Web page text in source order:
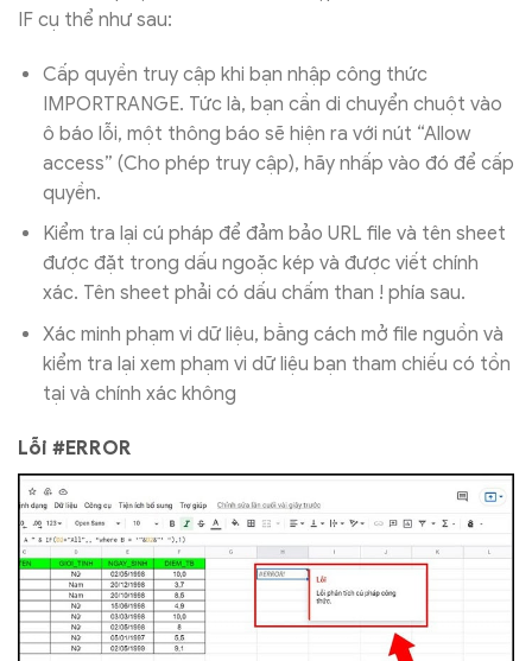
IF cụ thể như sau:
Cấp quyền truy cập khi bạn nhập công thức
IMPORTRANGE. Tức là, bạn cần di chuyển chuột vào
ô báo lỗi, một thông báo sẽ hiện ra với nút “Allow
access” (Cho phép truy cập), hãy nhấp vào đó để cấp
quyền.
Kiểm tra lại cú pháp để đảm bảo URL file và tên sheet
được đặt trong dấu ngoặc kép và được viết chính
xác. Tên sheet phải có dấu chấm than ! phía sau.
Xác minh phạm vi dữ liệu, bằng cách mở file nguồn và
kiểm tra lại xem phạm vi dữ liệu bạn tham chiếu có tồn
tại và chính xác không
Lỗi #ERROR